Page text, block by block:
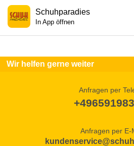
Schuhparadies
In App öffnen
Wir helfen gerne weiter
Anfragen per
Anfragen per E-